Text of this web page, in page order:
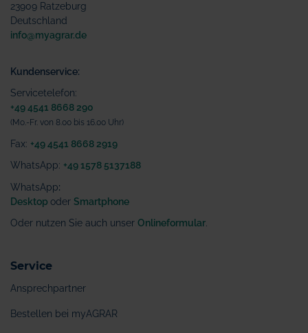
23909 Ratzeburg
Deutschland
info@myagrar.de
Kundenservice:
Servicetelefon:
+49 4541 8668 290
(Mo.-Fr. von 8.00 bis 16.00 Uhr)
Fax: +49 4541 8668 2919
WhatsApp: +49 1578 5137188
WhatsApp:
Desktop oder Smartphone
Oder nutzen Sie auch unser Onlineformular
Service
Ansprechpartner
Bestellen bei myAGRAR